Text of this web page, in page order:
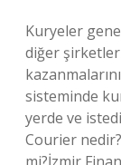
Kuryeler
diğer
sisteminde
yerde ve
Courier